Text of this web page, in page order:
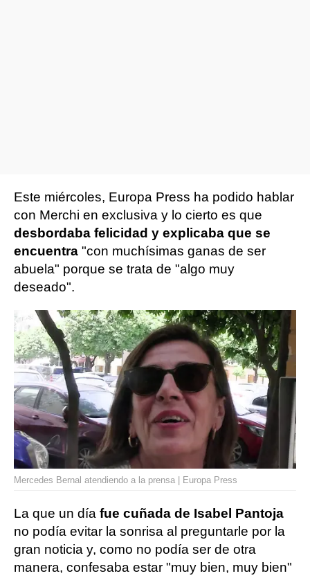
Este miércoles, Europa Press ha podido hablar
con Merchi en exclusiva y lo cierto es que
desbordaba felicidad y explicaba que se
encuentra "con muchísimas ganas de ser
abuela" porque se trata de "algo muy
deseado".
Mercedes Bernal atendiendo a la prensa | Europa Press
La que un día fue cuñada de Isabel Pantoja
no podía evitar la sonrisa al preguntarle por la
gran noticia y, como no podía ser de otra
manera, confesaba estar "muy bien, muy bien"